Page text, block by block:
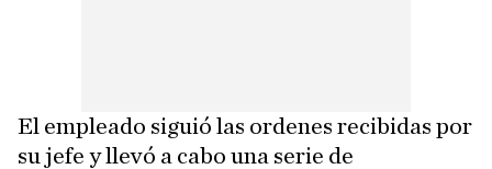
El empleado siguió las ordenes recibidas por
su jefe y llevó a cabo una serie de